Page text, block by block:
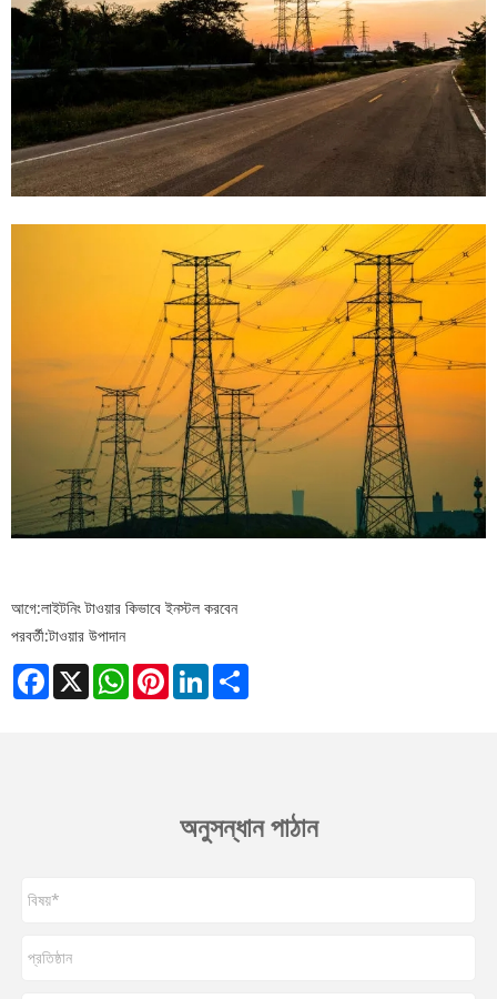
আগে:লাইটনিং টাওয়ার কিভাবে ইনস্টল করবেন
পরবর্তী:টাওয়ার উপাদান
Facebook
X WhatsAppPinterestLinkedIn
অনুসন্ধান পাঠান